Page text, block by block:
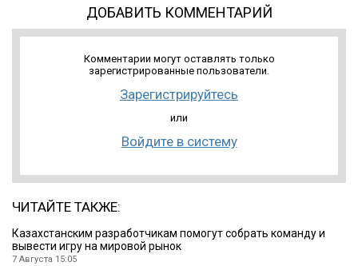
ДОБАВИТЬ КОММЕНТАРИЙ
Комментарии могут оставлять только
зарегистрированные пользователи.
Зарегистрируйтесь
или
Войдите в систему
ЧИТАЙТЕ ТАКЖЕ:
Казахстанским разработчикам помогут собрать команду и
вывести игру на мировой рынок
7 Августа 15:05